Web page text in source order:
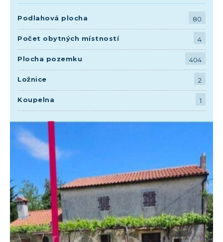
Podlahová plocha 80
Počet obytných místností 4
Plocha pozemku 404
Ložnice 2
Koupelna 1